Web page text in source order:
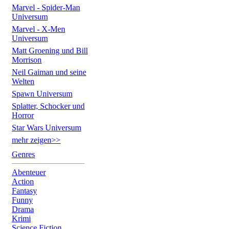
Marvel - Spider-Man
Universum
Marvel - X-Men
Universum
Matt Groening und Bill
Morrison
Neil Gaiman und seine
Welten
Spawn Universum
Splatter, Schocker und
Horror
Star Wars Universum
mehr zeigen>>
Genres
Abenteuer
Action
Fantasy
Funny
Drama
Krimi